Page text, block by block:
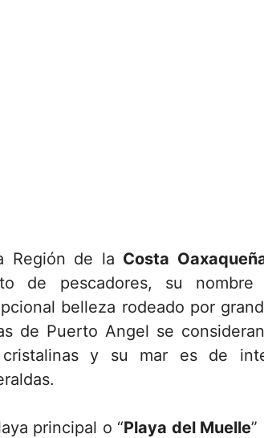
Región de la Costa
de pescadores, su
belleza rodeado por
de Puerto Angel se
y su mar es de
principal o “Playa del Muelle”